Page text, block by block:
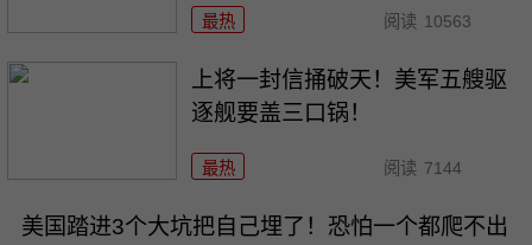
最热 阅读 10563
上将一封信捅破天！美军五艘驱
逐舰要盖三口锅！
最热 阅读 7144
美国踏进3个大坑把自己埋了！恐怕一个都爬不出